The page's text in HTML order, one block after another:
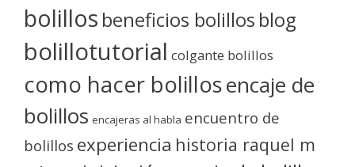
bolillos beneficios bolillos blog
bolillotutorial colgante bolillos
como hacer bolillosencaje de
bolillos encajeras al habla encuentro de
bolillos experiencia historia raquel m